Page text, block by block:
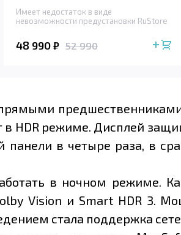
Имеет недостаток в виде
невозможности предустановки RuStore
48 990 ₽ 52 990
предшественниками
в HDR режиме. Дисплей
панели в четыре раза, в
в ночном режиме.
Vision и Smart HDR 3.
стала поддержка